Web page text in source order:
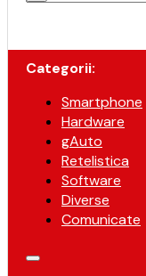
Categorii:
Smartphone
Hardware
gAuto
Retelistica
Software
Diverse
Comunicate